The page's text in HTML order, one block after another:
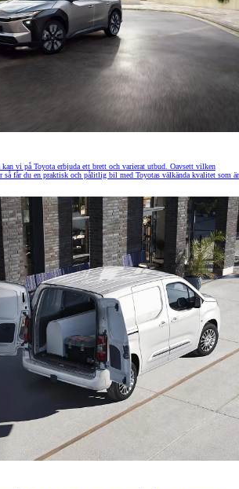
vi på Toyota erbjuda ett brett och varierat utbud. Oavsett vilken
så får du en praktisk och pålitlig bil med Toyotas välkända kvalitet som är